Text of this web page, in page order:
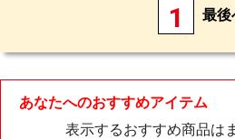
1 最後
あなたへのおすすめアイテム
表示するおすすめ商品は